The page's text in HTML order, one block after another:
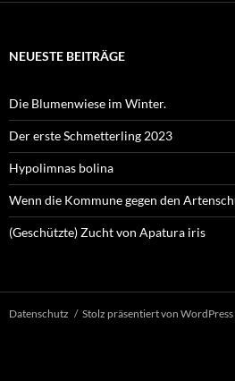
NEUESTE BEITRÄGE
Die Blumenwiese im Winter.
Der erste Schmetterling 2023
Hypolimnas bolina
Wenn die Kommune gegen den
(Geschützte) Zucht von Apatura iris
Datenschutz Stolz präsentiert von WordPress